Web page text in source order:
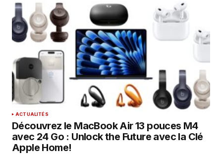
Your E-mail
Enregistrer mon nom, mon e-mail et mon
site dans le navigateur pour mon prochain
commentaire.
SUBMIT COMMENT
ACTUALITÉS
Découvrez le MacBook Air 13 pouces M4
avec 24 Go : Unlock the Future avec la Clé
Apple Home!